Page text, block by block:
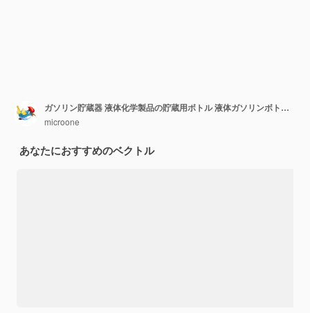
ガソリン貯蔵器 液体化学製品の貯蔵用ボトル 液体ガソリンボトル 円筒型コンテナ 適切なベクトルセット
microone
あなたにおすすめのベクトル